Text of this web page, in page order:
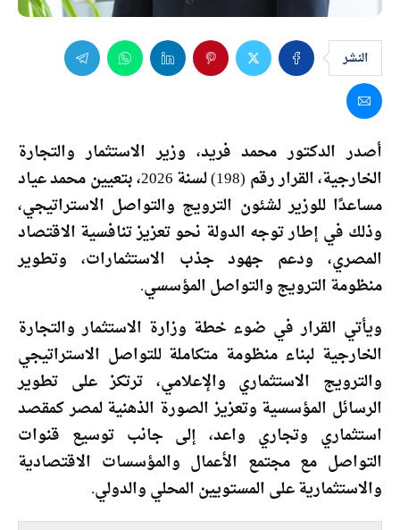
النشر
أصدر الدكتور محمد فريد، وزير الاستثمار والتجارة
الخارجية، القرار رقم (198) لسنة 2026، بتعيين محمد عياد
مساعدًا للوزير لشئون الترويج والتواصل الاستراتيجي،
وذلك في إطار توجه الدولة نحو تعزيز تنافسية الاقتصاد
المصري، ودعم جهود جذب الاستثمارات، وتطوير
منظومة الترويج والتواصل المؤسسي.
ويأتي القرار في ضوء خطة وزارة الاستثمار والتجارة
الخارجية لبناء منظومة متكاملة للتواصل الاستراتيجي
والترويج الاستثماري والإعلامي، ترتكز على تطوير
الرسائل المؤسسية وتعزيز الصورة الذهنية لمصر كمقصد
استثماري وتجاري واعد، إلى جانب توسيع قنوات
التواصل مع مجتمع الأعمال والمؤسسات الاقتصادية
والاستثمارية على المستويين المحلي والدولي.